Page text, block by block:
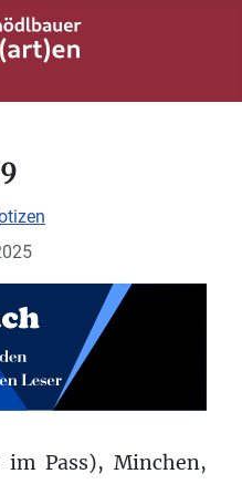
Pass), Minchen,